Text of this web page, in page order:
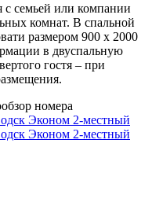
семьей или компании
комнат. В спальной
размером 900 х 2000
в двуспальную
гостя – при